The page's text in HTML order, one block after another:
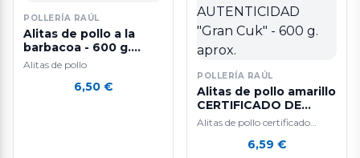
POLLERÍA RAÚL
Alitas de pollo a la
barbacoa - 600 g.
aprox.
Alitas de pollo
6,50 €
POLLERÍA RAÚL
Alitas de pollo amarillo
CERTIFICADO DE
AUTENTICIDAD "Gran
Cuk" - 600 g. aprox.
Alitas de pollo certificado
Grupo Sada. A la venta al
6,59 €